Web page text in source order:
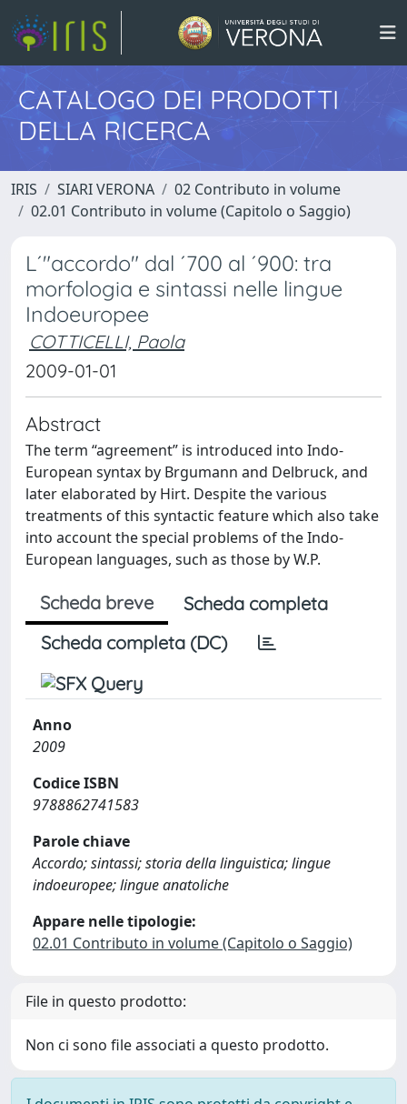
CATALOGO DEI PRODOTTI
DELLA RICERCA
IRIS SIARI VERONA
02 Contributo in volume
02.01 Contributo in volume (Capitolo o Saggio)
L´"accordo" dal ´700 al ´900: tra
morfologia e sintassi nelle lingue
Indoeuropee
COTTICELLI, Paola
2009-01-01
Abstract
The term “agreement” is introduced into Indo-
European syntax by Brgumann and Delbruck, and
later elaborated by Hirt. Despite the various
treatments of this syntactic feature which also take
into account the special problems of the Indo-
European languages, such as those by W.P.
Scheda breve
Scheda completa
Scheda completa (DC)
Anno
2009
Codice ISBN
9788862741583
Parole chiave
Accordo; sintassi; storia della linguistica; lingue
indoeuropee; lingue anatoliche
Appare nelle tipologie:
02.01 Contributo in volume (Capitolo o Saggio)
File in questo prodotto:
Non ci sono file associati a questo prodotto.